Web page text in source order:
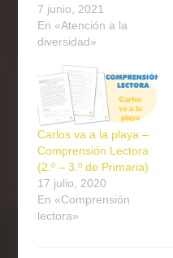
7 junio, 2021
En «Atención a la
diversidad»
Carlos va a la playa –
Comprensión Lectora
(2.º – 3.º de Primaria)
17 julio, 2020
En «Comprensión
lectora»